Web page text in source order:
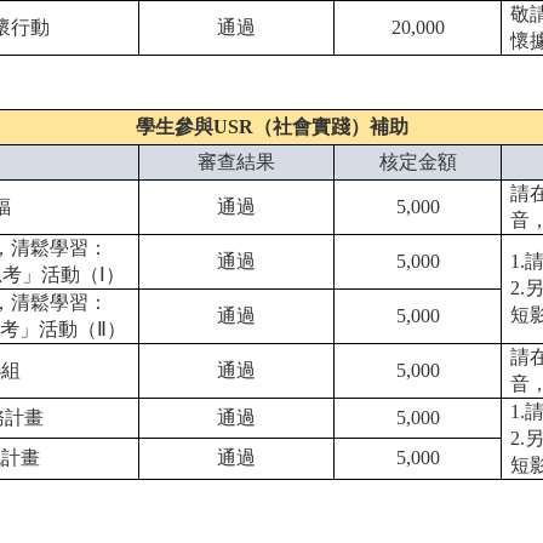
行動 通過 20,000
敬
懷
學生參與USR（社會實踐）補助
審查結果
核定金額
通過 5,000
請
音
清鬆學習：
」活動（Ⅰ）
通過 5,000
1.
2.
短
清鬆學習：
」活動（Ⅱ）
通過 5,000
通過 5,000
請
音
計畫
通過 5,000
1.
2.
短
畫 通過 5,000